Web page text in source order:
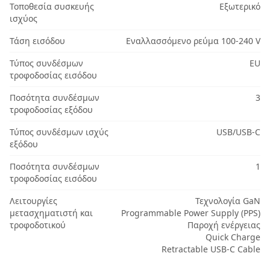
Τοποθεσία συσκευής
ισχύος
Εξωτερικό
Τάση εισόδου
Εναλλασσόμενο ρεύμα 100-240 V
Τύπος συνδέσμων
τροφοδοσίας εισόδου
EU
Ποσότητα συνδέσμων
τροφοδοσίας εξόδου
3
Τύπος συνδέσμων ισχύς
εξόδου
USB/USB-C
Ποσότητα συνδέσμων
τροφοδοσίας εισόδου
1
Λειτουργίες
μετασχηματιστή και
τροφοδοτικού
Τεχνολογία GaN
Programmable Power Supply (PPS)
Παροχή ενέργειας
Quick Charge
Retractable USB-C Cable